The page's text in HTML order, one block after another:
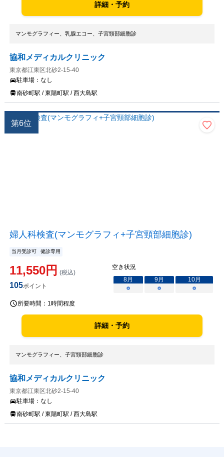
詳細・予約
マンモグラフィー、乳腺エコー、子宮頸部細胞診
協和メディカルクリニック
東京都江東区北砂2-15-40
駐車場： なし
南砂町駅 / 東陽町駅 / 西大島駅
第6位
婦人科検査(マンモグラフィ+子宮頸部細胞診)
当月受診可 健診専用
11,550円 (税込)
105ポイント
空き状況
8月 9月 10月
○
○ ○
所要時間： 1時間程度
詳細・予約
マンモグラフィー、子宮頸部細胞診
協和メディカルクリニック
東京都江東区北砂2-15-40
駐車場： なし
南砂町駅 / 東陽町駅 / 西大島駅